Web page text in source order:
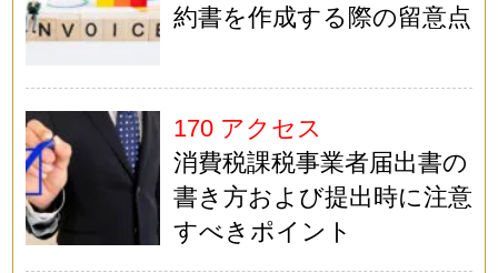
約書を作成する際の留意点
170 アクセス
消費税課税事業者届出書の
書き方および提出時に注意
すべきポイント